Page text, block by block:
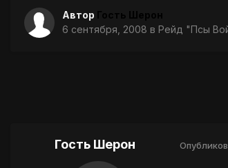
Автор
6 сентября, 2008 в Рейд "Псы
Гость Шерон